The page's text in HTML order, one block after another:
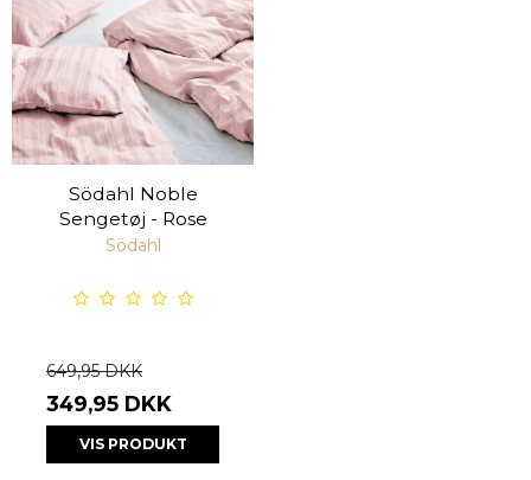
Södahl Noble
Sengetøj - Rose
Södahl
649,95 DKK
349,95 DKK
VIS PRODUKT